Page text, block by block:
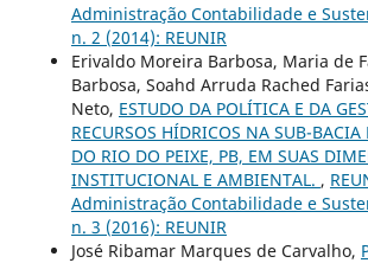
Administração Contabilidade e
n. 2 (2014): REUNIR
Erivaldo Moreira Barbosa, Maria de
Barbosa, Soahd Arruda Rached
Neto, ESTUDO DA POLÍTICA E DA
RECURSOS HÍDRICOS NA SUB-BACIA
DO RIO DO PEIXE, PB, EM SUAS
INSTITUCIONAL E AMBIENTAL. ,
Administração Contabilidade e
n. 3 (2016): REUNIR
José Ribamar Marques de Carvalho,